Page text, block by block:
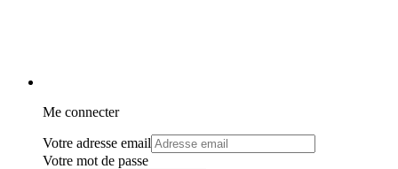
Me connecter
Votre adresse email
Votre mot de passe